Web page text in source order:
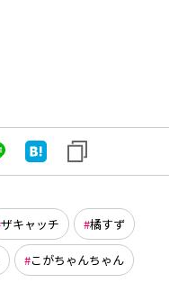
ザキャッチ 橘すず
こがちゃんちゃん